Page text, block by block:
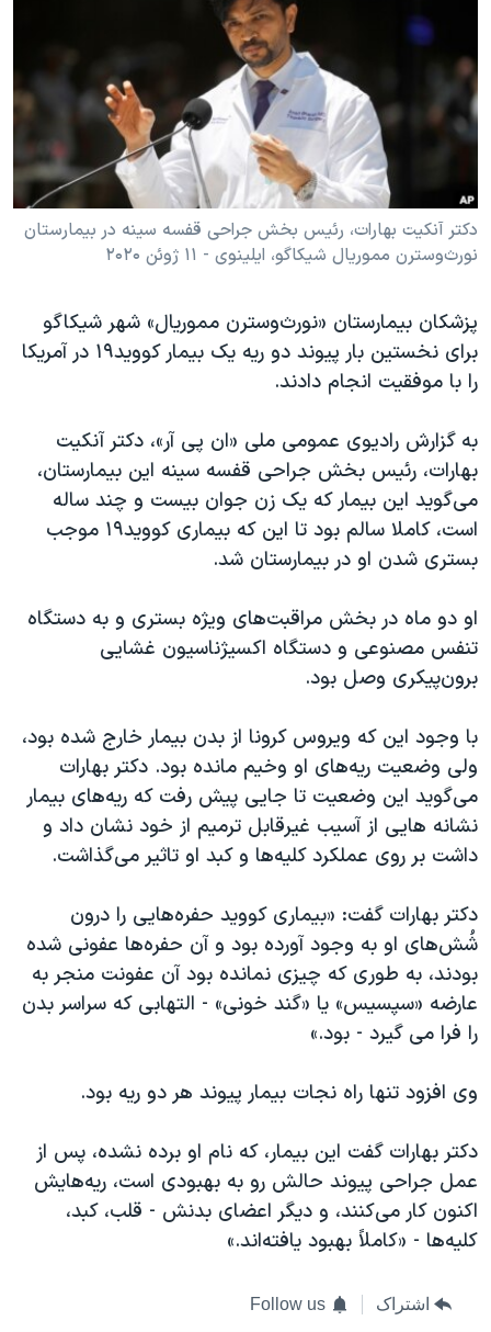
فرهنگ و زندگی
اقتصادی
علم و فناوری
اسرائیل در جنگ
گالری عکس
آرشیو پخش زنده
مستندها
انتخابات ریاست جمهوری آمریکا ۲۰۲۴
حمله جمهوری اسلامی به اسرائیل
ورزش زنان در ایران
اعتراضات زن، زندگی، آزادی
مجموعه مستندهای دادخواهی
دادگاه حمید نوری
چهل سال گروگان‌گیری
اعتراضات مردمی آبان ۹۸
اسرائیل در جنگ
نرگس محمدی برنده جایزه نوبل صلح
همایش محافظه‌کاران آمریکا «سی‌پک»
صفحه‌های ویژه
سفر پرزیدنت ترامپ به چین
دنبال کنید
زبانهای مختلف
دکتر آنکیت بهارات، رئیس بخش جراحی قفسه سینه در بیمارستان
نورث‌وسترن مموریال شیکاگو، ایلینوی - ۱۱ ژوئن ۲۰۲۰
پزشکان بیمارستان «نورث‌وسترن مموریال» شهر شیکاگو
برای نخستین بار پیوند دو ریه یک بیمار کووید۱۹ در آمریکا
را با موفقیت انجام دادند.
به گزارش رادیوی عمومی ملی «ان پی آر»، دکتر آنکیت
بهارات، رئیس بخش جراحی قفسه سینه این بیمارستان،
می‌گوید این بیمار که یک زن جوان بیست و چند ساله
است، کاملا سالم بود تا این که بیماری کووید۱۹ موجب
بستری شدن او در بیمارستان شد.
او دو ماه در بخش مراقبت‌های ویژه بستری و به دستگاه
تنفس مصنوعی و دستگاه‌ اکسیژناسیون غشایی
برون‌‌پیکری وصل بود.
با وجود این که ویروس کرونا از بدن بیمار خارج شده بود،
ولی وضعیت ریه‌های او وخیم مانده بود. دکتر بهارات
می‌گوید این وضعیت تا جایی پیش رفت که ریه‌های بیمار
نشانه هایی از آسیب غیرقابل ترمیم از خود نشان داد و
داشت بر روی عملکرد کلیه‌ها و کبد او تاثیر می‌گذاشت.
دکتر بهارات گفت: «بیماری کووید حفره‌هایی را درون
شُش‌های او به وجود آورده بود و آن حفره‌ها عفونی شده
بودند، به طوری که چیزی نمانده بود آن عفونت منجر به
عارضه «سپسیس» یا «گند خونی» - التهابی که سراسر بدن
را فرا می گیرد - بود.»
وی افزود تنها راه نجات بیمار پیوند هر دو ریه بود.
دکتر بهارات گفت این بیمار، که نام او برده نشده، پس از
عمل جراحی پیوند حالش رو به بهبودی است، ریه‌هایش
اکنون کار می‌کنند، و دیگر اعضای بدنش - قلب، کبد،
کلیه‌ها - «کاملاً بهبود یافته‌اند.»
اشتراک Follow us